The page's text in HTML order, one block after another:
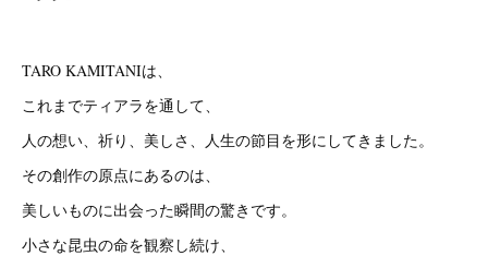
TARO KAMITANIは、
これまでティアラを通して、
人の想い、祈り、美しさ、人生の節目を形にしてきました。
その創作の原点にあるのは、
美しいものに出会った瞬間の驚きです。
小さな昆虫の命を観察し続け、